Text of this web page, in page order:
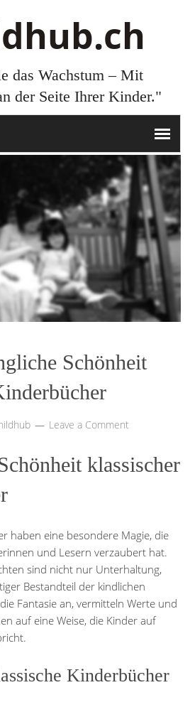
das Wachstum – Mit
der Seite Ihrer Kinder."
Schönheit
Leave a Comment
klassischer
haben eine besondere Magie, die
und Lesern verzaubert hat.
sind nicht nur Unterhaltung,
Bestandteil der kindlichen
Fantasie an, vermitteln Werte und
auf eine Weise, die Kinder auf
Kinderbücher